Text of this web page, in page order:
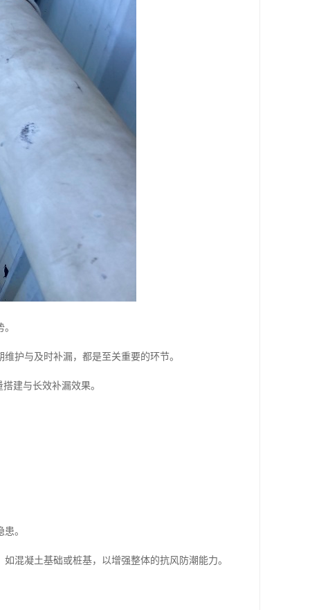
护与及时补漏，都是至关重要的环节。
建与长效补漏效果。
。
混凝土基础或桩基，以增强整体的抗风防潮能力。